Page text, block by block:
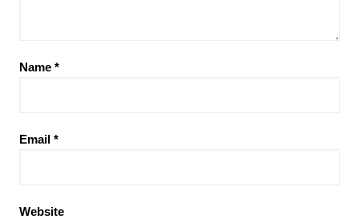
Name *
Email *
Website